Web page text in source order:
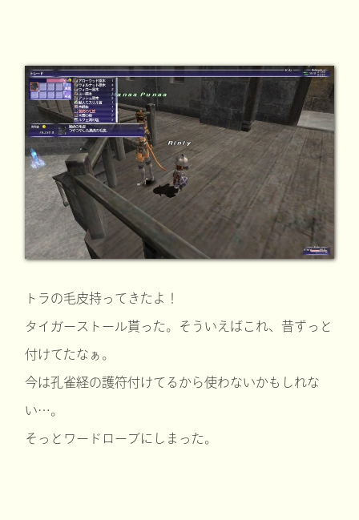
トラの毛皮持ってきたよ！
タイガーストール貰った。そういえばこれ、昔ずっと
付けてたなぁ。
今は孔雀経の護符付けてるから使わないかもしれな
い…。
そっとワードローブにしまった。